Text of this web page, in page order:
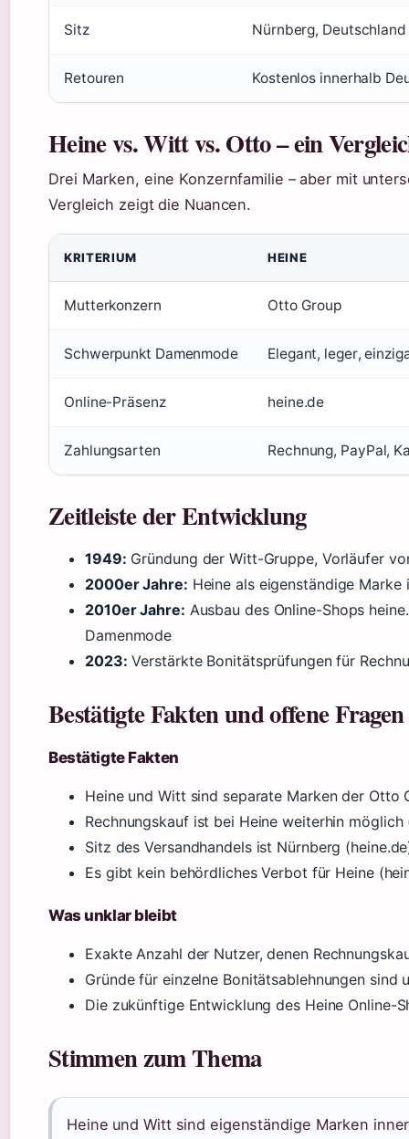
Sitz Nürnberg, Deutschland
Retouren Kostenlos innerhalb
Heine vs. Witt vs. Otto – ein
Drei Marken, eine Konzernfamilie – aber mit
Vergleich zeigt die Nuancen.
KRITERIUM HEINE
Mutterkonzern Otto Group
Schwerpunkt Damenmode Elegant, leger,
Online-Präsenz heine.de
Zahlungsarten Rechnung, PayPal,
Zeitleiste der Entwicklung
1949: Gründung der Witt-Gruppe, Vorläufer
2000er Jahre: Heine als eigenständige
2010er Jahre: Ausbau des Online-Shops
Damenmode
2023: Verstärkte Bonitätsprüfungen für
Bestätigte Fakten und offene Fragen
Bestätigte Fakten
Heine und Witt sind separate Marken der Otto
Rechnungskauf ist bei Heine weiterhin
Sitz des Versandhandels ist Nürnberg
Es gibt kein behördliches Verbot für Heine
Was unklar bleibt
Exakte Anzahl der Nutzer, denen
Gründe für einzelne Bonitätsablehnungen sind
Die zukünftige Entwicklung des Heine
Stimmen zum Thema
Heine und Witt sind eigenständige Marken